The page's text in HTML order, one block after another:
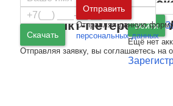
Москва
Санкт-Петербург и
Войти
Ещё нет
Скачать
Отправляя заявку, вы соглашаетесь на
Отправить
Отправляя данную
персональных данных